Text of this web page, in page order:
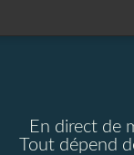
En direct de
Tout dépend